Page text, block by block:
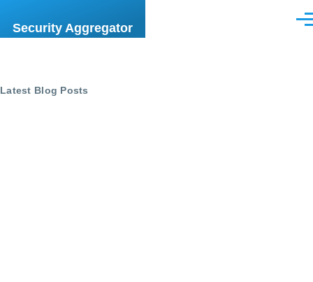
Security Aggregator
Latest Blog Posts